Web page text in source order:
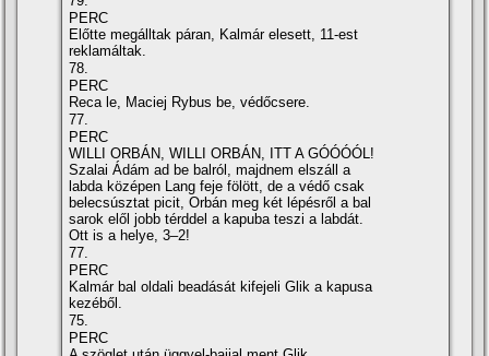
PERC
Előtte megálltak páran, Kalmár elesett, 11-est
reklamáltak.
78.
PERC
Reca le, Maciej Rybus be, védőcsere.
77.
PERC
WILLI ORBÁN, WILLI ORBÁN, ITT A GÓÓÓÓL!
Szalai Ádám ad be balról, majdnem elszáll a
labda középen Lang feje fölött, de a védő csak
belecsúsztat picit, Orbán meg két lépésről a bal
sarok elől jobb térddel a kapuba teszi a labdát.
Ott is a helye, 3–2!
77.
PERC
Kalmár bal oldali beadását kifejeli Glik a kapusa
kezéből.
75.
PERC